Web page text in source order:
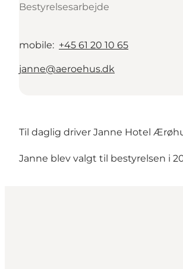
Bestyrelsesarbejde
mobile: +45 61 20 10 65
janne@aeroehus.dk
Til daglig driver Janne Hotel
Janne blev valgt til bestyrelsen i